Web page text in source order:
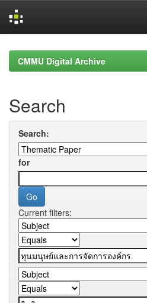
navigationCMMU Digital Archive
Search
Search:
for
Current filters: